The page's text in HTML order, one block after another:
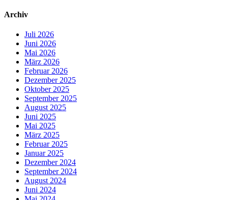
Archiv
Juli 2026
Juni 2026
Mai 2026
März 2026
Februar 2026
Dezember 2025
Oktober 2025
September 2025
August 2025
Juni 2025
Mai 2025
März 2025
Februar 2025
Januar 2025
Dezember 2024
September 2024
August 2024
Juni 2024